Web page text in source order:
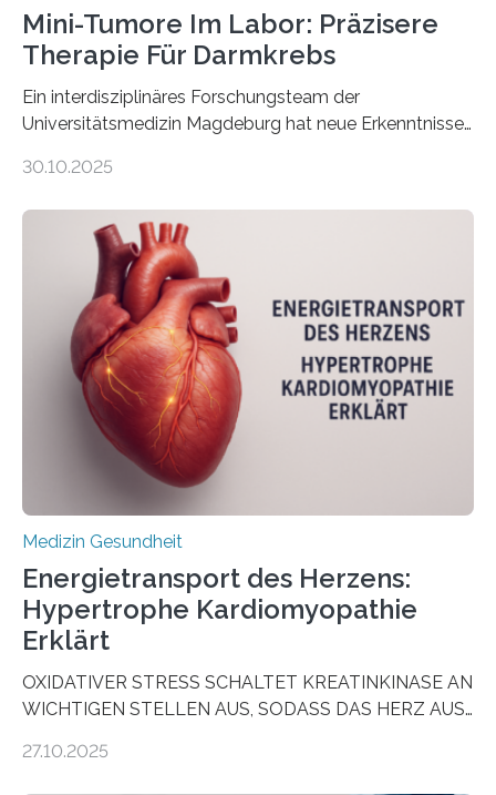
Mini-Tumore Im Labor: Präzisere
Therapie Für Darmkrebs
Ein interdisziplinäres Forschungsteam der
Universitätsmedizin Magdeburg hat neue Erkenntnisse
behandelt werden kann. In ihrer aktuellen Studie,
Oncology, zeigen die Forschenden, dass Mini-Tumore
aus Gewebe von Patientinnen und Patienten –
sogenannte Organoide – genutzt werden können, um
vorab zu prüfen, welche Medikamente am besten
wirken. Dabei wurde ein Eiweiß identifiziert, das künftig
als Biomarker für die Wahl der passenden Therapie
dienen könnte. Darmkrebs zählt weltweit zu den
häufigsten Krebsarten und stellt…
30.10.2025
Medizin Gesundheit
Energietransport des Herzens:
Hypertrophe Kardiomyopathie
Erklärt
OXIDATIVER STRESS SCHALTET KREATINKINASE AN
WICHTIGEN STELLEN AUS, SODASS DAS HERZ AUS
aus dem Deutschen Zentrum für Herzinsuffizienz
27.10.2025